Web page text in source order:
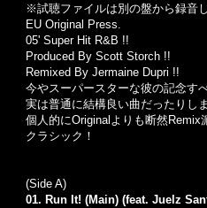
※試聴ファイルは別の盤から録音
EU Original Press.
05' Super Hit R&B !!
Produced By Scott Storch !!
Remixed By Jermaine Dupri !!
今やスーパースターな彼の記念す
実は普通に結構良い曲だったりしま
個人的にOriginalよりも断然Remix
クラシック！
(Side A)
01. Run It! (Main) (feat. Juelz